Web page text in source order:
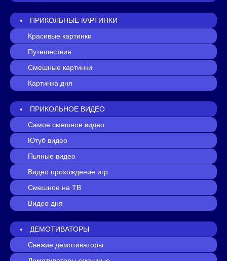
ПРИКОЛЬНЫЕ КАРТИНКИ
Красивые картинки
Путешествия
Смешные картинки
Картинка дня
ПРИКОЛЬНОЕ ВИДЕО
Самое смешное видео
Ютуб видео
Пьяные видео
Видео прохождение игр
Смешное на ТВ
Видео дня
ДЕМОТИВАТОРЫ
Свежие демотиваторы